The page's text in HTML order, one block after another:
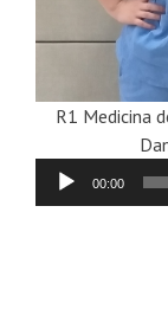
R1 Medicina
Tocador
de
00:00